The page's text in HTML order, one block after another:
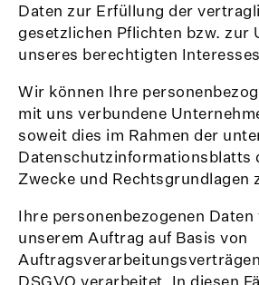
Daten zur Erfüllung der
gesetzlichen Pflichten bzw. zur
unseres berechtigten
Wir können Ihre
mit uns verbundene
soweit dies im Rahmen der
Datenschutzinformationsblatts
Zwecke und Rechtsgrundlagen
Ihre personenbezogenen Daten
unserem Auftrag auf Basis von
DSGVO verarbeitet. In diesen